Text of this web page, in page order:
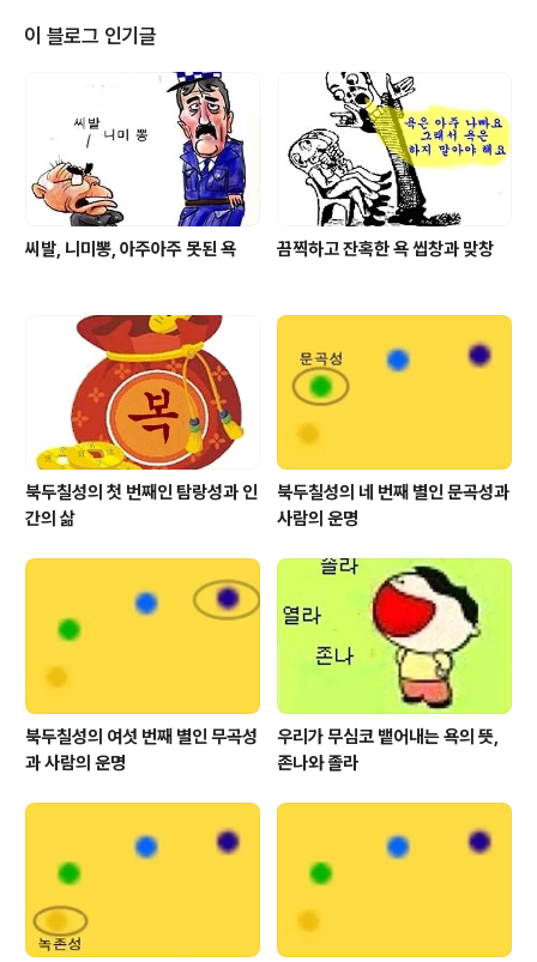
원인은 여러가지가 있겠지만 가장 큰 문제는 서로 창업을
하겠다고 덤벼들기 때문인 것인데 특히 손쉬운 프랜차이즈
를 선택하여 창업한 경우에 실패율이 높은것이 사실 입니
다. 쉽게 설명하자면 프랜차이즈 창업이 쉬운만큼 실패도
그만큼 많아진 것으로 보아야 하겠습니다. 보통 서울의 역
세권으로 알려진 목이 좋은 장소에는 반경..
이 블로그 인기글
씨발, 니미뽕, 아주아주 못된 욕 끔찍하고 잔혹한 욕 씹창과 맞창
북두칠성의 첫 번째인 탐랑성과 인
간의 삶
북두칠성의 네 번째 별인 문곡성과
사람의 운명
북두칠성의 여섯 번째 별인 무곡성
과 사람의 운명
우리가 무심코 뱉어내는 욕의 뜻,
존나와 졸라